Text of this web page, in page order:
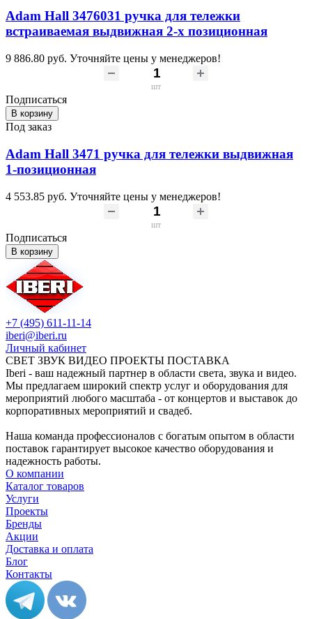
Adam Hall 3476031 ручка для тележки
встраиваемая выдвижная 2-х позиционная
9 886.80 руб. Уточняйте цены у менеджеров!
шт
Подписаться
В корзину
Под заказ
Adam Hall 3471 ручка для тележки выдвижная
1-позиционная
4 553.85 руб. Уточняйте цены у менеджеров!
шт
Подписаться
В корзину
+7 (495) 611-11-14
iberi@iberi.ru
Личный кабинет
СВЕТ ЗВУК ВИДЕО ПРОЕКТЫ ПОСТАВКА
Iberi - ваш надежный партнер в области света, звука и видео.
Мы предлагаем широкий спектр услуг и оборудования для
мероприятий любого масштаба - от концертов и выставок до
корпоративных мероприятий и свадеб.
Наша команда профессионалов с богатым опытом в области
поставок гарантирует высокое качество оборудования и
надежность работы.
О компании
Каталог товаров
Услуги
Проекты
Бренды
Акции
Доставка и оплата
Блог
Контакты